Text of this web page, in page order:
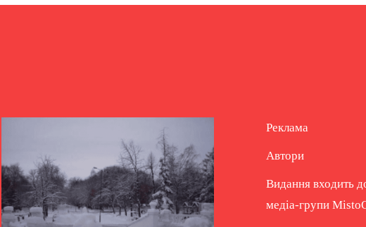
Реклама
Автори
Видання входить
медіа-групи